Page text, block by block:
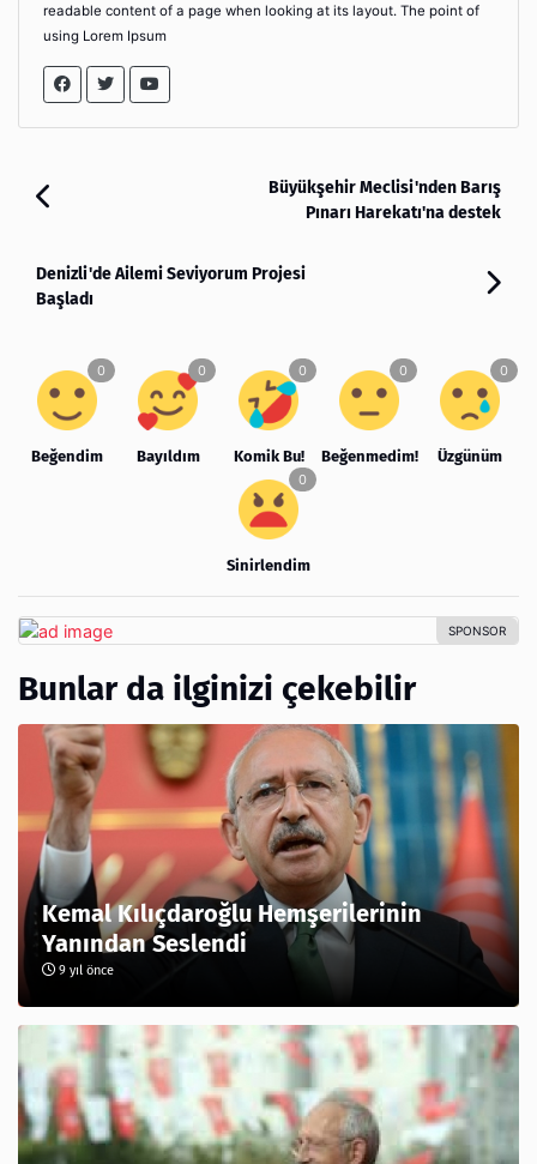
readable content of a page when looking at its layout. The point of
using Lorem Ipsum
Büyükşehir Meclisi'nden Barış
Pınarı Harekatı'na destek
Denizli'de Ailemi Seviyorum Projesi
Başladı
Beğendim Bayıldım Komik Bu! Beğenmedim! Üzgünüm
Sinirlendim
Bunlar da ilginizi çekebilir
Kemal Kılıçdaroğlu Hemşerilerinin
Yanından Seslendi
9 yıl önce